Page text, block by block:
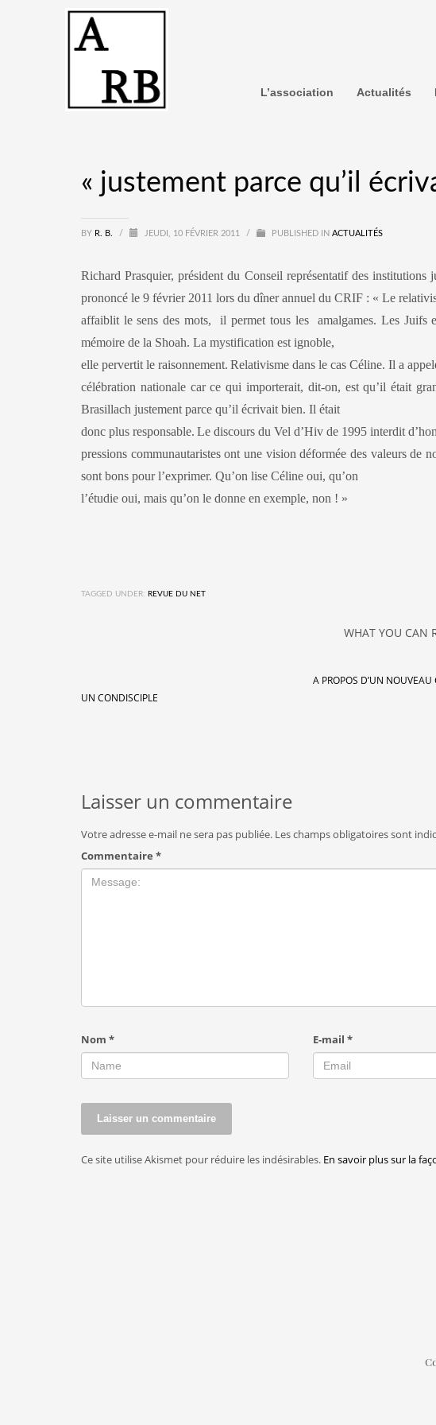
L’association Actualités
« justement parce qu’il
BY R. B. / JEUDI, 10 FÉVRIER 2011 / PUBLISHED IN ACTUALITÉS
Richard Prasquier, président du Conseil représentatif des
prononcé le 9 février 2011 lors du dîner annuel du CRIF : « Le
affaiblit le sens des mots, il permet tous les amalgames. Les Juifs
mémoire de la Shoah. La mystification est ignoble,
elle pervertit le raisonnement. Relativisme dans le cas Céline. Il a
célébration nationale car ce qui importerait, dit-on, est qu’il était
Brasillach justement parce qu’il écrivait bien. Il était
donc plus responsable. Le discours du Vel d’Hiv de 1995 interdit
pressions communautaristes ont une vision déformée des valeurs de
sont bons pour l’exprimer. Qu’on lise Céline oui, qu’on
l’étudie oui, mais qu’on le donne en exemple, non ! »
TAGGED UNDER: REVUE DU NET
WHAT YOU CAN
UN CONDISCIPLE
A PROPOS D’UN NOUVEAU
Laisser un commentaire
Votre adresse e-mail ne sera pas publiée. Les champs obligatoires sont
Commentaire *
Nom * E-mail*
Ce site utilise Akismet pour réduire les indésirables. En savoir plus sur la